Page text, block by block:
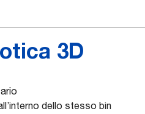
3D
dello stesso bin